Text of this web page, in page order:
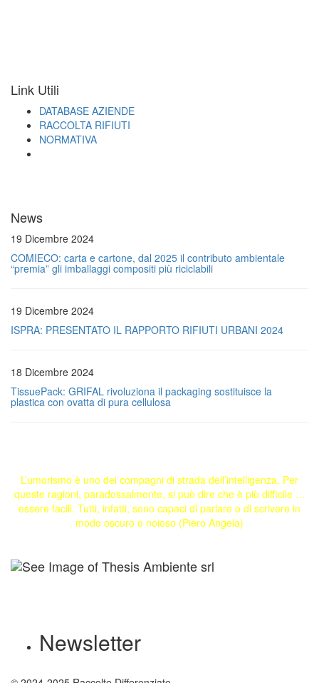
Link Utili
DATABASE AZIENDE
RACCOLTA RIFIUTI
NORMATIVA
News
19 Dicembre 2024
COMIECO: carta e cartone, dal 2025 il contributo ambientale
“premia” gli imballaggi compositi più riciclabili
19 Dicembre 2024
ISPRA: PRESENTATO IL RAPPORTO RIFIUTI URBANI 2024
18 Dicembre 2024
TissuePack: GRIFAL rivoluziona il packaging sostituisce la
plastica con ovatta di pura cellulosa
L’umorismo è uno dei compagni di strada dell’intelligenza. Per
queste ragioni, paradossalmente, si può dire che è più difficile …
essere facili. Tutti, infatti, sono capaci di parlare o di scrivere in
modo oscuro o noioso (Piero Angela)
Newsletter